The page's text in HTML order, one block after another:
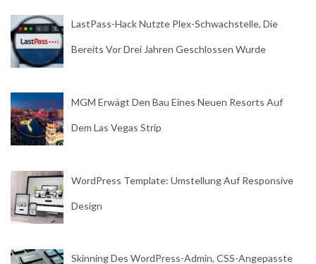
LastPass-Hack Nutzte Plex-Schwachstelle, Die
Bereits Vor Drei Jahren Geschlossen Wurde
MGM Erwägt Den Bau Eines Neuen Resorts Auf
Dem Las Vegas Strip
WordPress Template: Umstellung Auf Responsive
Design
Skinning Des WordPress-Admin, CSS-Angepasste